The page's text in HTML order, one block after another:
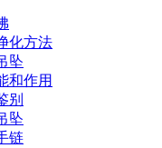
化方法
坠
和作用
别
坠
链